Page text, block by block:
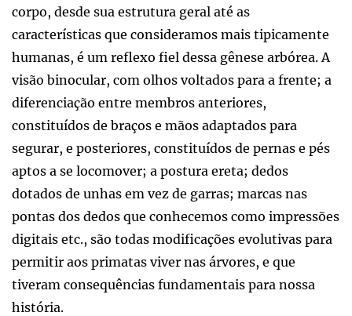
corpo, desde sua estrutura geral até as
características que consideramos mais tipicamente
humanas, é um reflexo fiel dessa gênese arbórea. A
visão binocular, com olhos voltados para a frente; a
diferenciação entre membros anteriores,
constituídos de braços e mãos adaptados para
segurar, e posteriores, constituídos de pernas e pés
aptos a se locomover; a postura ereta; dedos
dotados de unhas em vez de garras; marcas nas
pontas dos dedos que conhecemos como impressões
digitais etc., são todas modificações evolutivas para
permitir aos primatas viver nas árvores, e que
tiveram consequências fundamentais para nossa
história.